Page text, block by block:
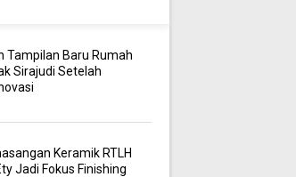
Tampilan Baru Rumah
Sirajudi Setelah
Keramik RTLH
Jadi Fokus Finishing